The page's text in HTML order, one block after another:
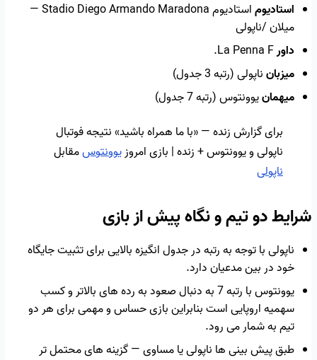
استادیوم
استادیوم Stadio Diego Armando Maradona —
میلان /ناپولی
داورLa Penna F.
میزبانناپولی (رتبه 3 جدول)
میهمانیوونتوس (رتبه 7 جدول)
برای گزارش زنده — «با ما همراه باشید» نتیجه فوتبال
ناپولی و یوونتوس + زنده | بازی امروزیوونتوسمقابل
ناپولی
شرایط دو تیم و نگاه پیش از بازی
ناپولی با توجه به رتبه در جدول انگیزه بالایی برای تثبیت جایگاه
خود در بین مدعیان دارد.
یوونتوس با رتبه 7 به دنبال صعود به رده های بالاتر و کسب
سهمیه اروپایی است بنابراین بازی حساس و مهمی برای هر دو
تیم به شمار می رود.
طبق پیش بینی ها ناپولی یا مساوی — گزینه های محتمل تر